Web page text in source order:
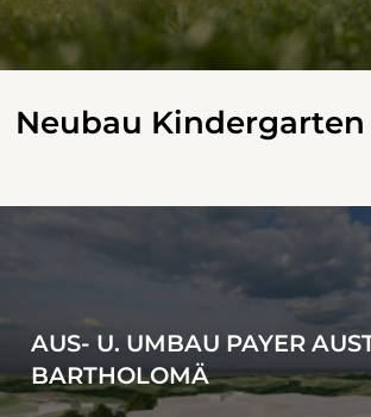
Neubau Kindergarten
AUS- U. UMBAU PAYER
BARTHOLOMÄ